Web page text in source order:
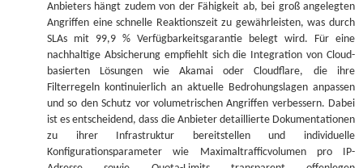
Anbieters hängt zudem von der Fähigkeit ab, bei groß angelegten
Angriffen eine schnelle Reaktionszeit zu gewährleisten, was durch
SLAs mit 99,9 % Verfügbarkeitsgarantie belegt wird. Für eine
nachhaltige Absicherung empfiehlt sich die Integration von Cloud-
basierten Lösungen wie Akamai oder Cloudflare, die ihre
Filterregeln kontinuierlich an aktuelle Bedrohungslagen anpassen
und so den Schutz vor volumetrischen Angriffen verbessern. Dabei
ist es entscheidend, dass die Anbieter detaillierte Dokumentationen
zu ihrer Infrastruktur bereitstellen und individuelle
Konfigurationsparameter wie Maximaltrafficvolumen pro IP-